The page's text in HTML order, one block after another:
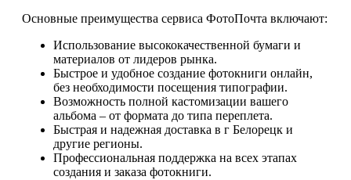
Основные преимущества сервиса ФотоПочта включают:
Использование высококачественной бумаги и
материалов от лидеров рынка.
Быстрое и удобное создание фотокниги онлайн,
без необходимости посещения типографии.
Возможность полной кастомизации вашего
альбома – от формата до типа переплета.
Быстрая и надежная доставка в г Белорецк и
другие регионы.
Профессиональная поддержка на всех этапах
создания и заказа фотокниги.